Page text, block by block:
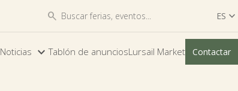
 ES 
ES
EU
Noticias Tablón de anunciosLursail Market Contactar